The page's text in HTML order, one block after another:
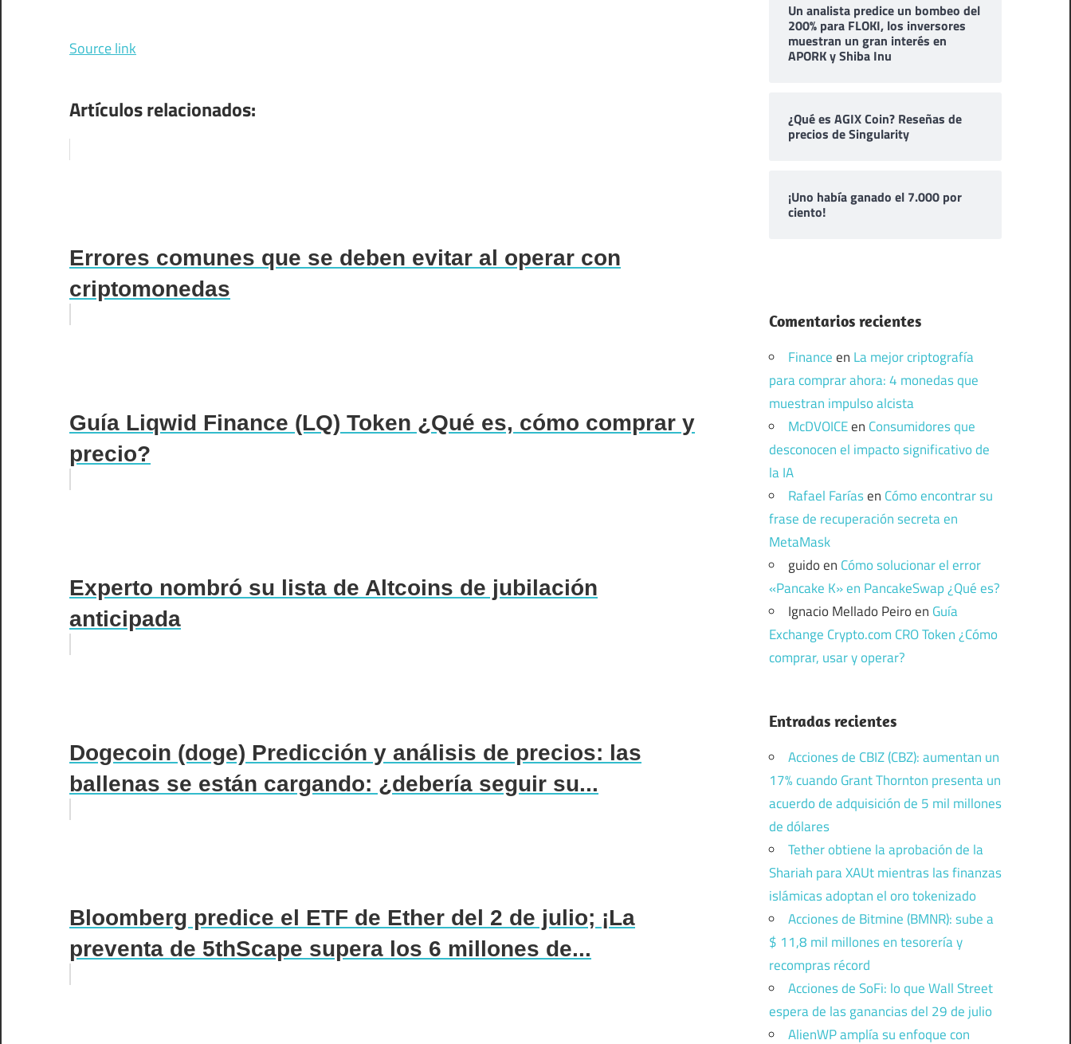
Source link
Artículos relacionados:
Errores comunes que se deben evitar al operar con
criptomonedas
Guía Liqwid Finance (LQ) Token ¿Qué es, cómo comprar y
precio?
Experto nombró su lista de Altcoins de jubilación
anticipada
Dogecoin (doge) Predicción y análisis de precios: las
ballenas se están cargando: ¿debería seguir su...
Bloomberg predice el ETF de Ether del 2 de julio; ¡La
preventa de 5thScape supera los 6 millones de...
Un analista predice un bombeo del
200% para FLOKI, los inversores
muestran un gran interés en
APORK y Shiba Inu
¿Qué es AGIX Coin? Reseñas de
precios de Singularity
¡Uno había ganado el 7.000 por
ciento!
Comentarios recientes
Financeen La mejor criptografía
para comprar ahora: 4 monedas que
muestran impulso alcista
McDVOICEen Consumidores que
desconocen el impacto significativo de
la IA
Rafael Faríasen Cómo encontrar su
frase de recuperación secreta en
MetaMask
guidoen Cómo solucionar el error
«Pancake K» en PancakeSwap ¿Qué es?
Ignacio Mellado Peiroen Guía
Exchange Crypto.com CRO Token ¿Cómo
comprar, usar y operar?
Entradas recientes
Acciones de CBIZ (CBZ): aumentan un
17% cuando Grant Thornton presenta un
acuerdo de adquisición de 5 mil millones
de dólares
Tether obtiene la aprobación de la
Shariah para XAUt mientras las finanzas
islámicas adoptan el oro tokenizado
Acciones de Bitmine (BMNR): sube a
$ 11,8 mil millones en tesorería y
recompras récord
Acciones de SoFi: lo que Wall Street
espera de las ganancias del 29 de julio
AlienWP amplía su enfoque con